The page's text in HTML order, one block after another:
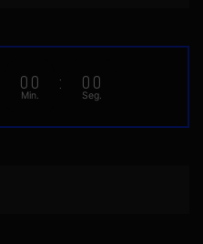
00
Min.
: 00
Seg.